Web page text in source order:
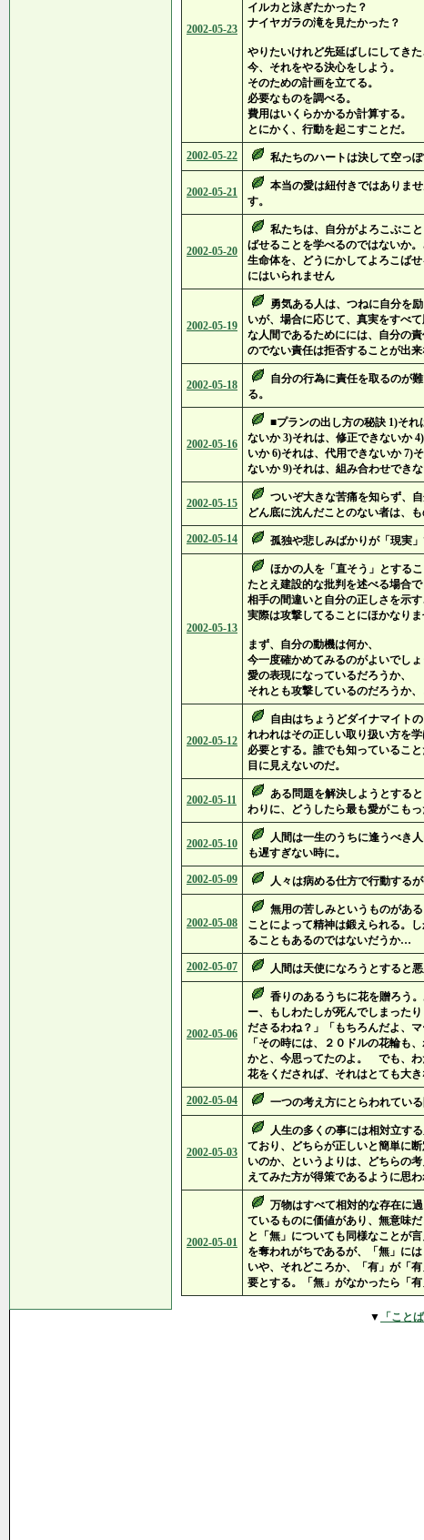
2002-05-23
イルカと泳ぎたかった？
ナイヤガラの滝を見たかった？
やりたいけれど先延ばしにしてきた
今、それをやる決心をしよう。
そのための計画を立てる。
必要なものを調べる。
費用はいくらかかるか計算する。
とにかく、行動を起こすことだ。
2002-05-22 私たちのハートは決して空っぽ
2002-05-21
本当の愛は紐付きではありま
す。
2002-05-20
私たちは、自分がよろこぶこ
ばせることを学べるのではないか
生命体を、どうにかしてよろこば
にはいられません
2002-05-19
勇気ある人は、つねに自分を
いが、場合に応じて、真実をすべ
な人間であるためにには、自分の
のでない責任は拒否することが出来
2002-05-18
自分の行為に責任を取るのが
る。
2002-05-16
■プランの出し方の秘訣 1)そ
ないか 3)それは、修正できないか
いか 6)それは、代用できないか 7)
ないか 9)それは、組み合わせでき
2002-05-15
ついぞ大きな苦痛を知らず、
どん底に沈んだことのない者は、も
2002-05-14 孤独や悲しみばかりが「現実」
2002-05-13
ほかの人を「直そう」とするこ
たとえ建設的な批判を述べる場合で
相手の間違いと自分の正しさを示す
実際は攻撃してることにほかなりま
まず、自分の動機は何か、
今一度確かめてみるのがよいでしょ
愛の表現になっているだろうか、
それとも攻撃しているのだろうか、
2002-05-12
自由はちょうどダイナマイト
れわれはその正しい取り扱い方を
必要とする。誰でも知っているこ
目に見えないのだ。
2002-05-11
ある問題を解決しようとする
わりに、どうしたら最も愛がこも
2002-05-10
人間は一生のうちに逢うべき
も遅すぎない時に。
2002-05-09 人々は病める仕方で行動する
2002-05-08
無用の苦しみというものがあ
ことによって精神は鍛えられる。
ることもあるのではないだうか…
2002-05-07 人間は天使になろうとすると悪
2002-05-06
香りのあるうちに花を贈ろう
ー、もしわたしが死んでしまった
ださるわね？」「もちろんだよ、
「その時には、２０ドルの花輪
かと、今思ってたのよ。 でも、
花をくだされば、それはとても大き
2002-05-04 一つの考え方にとらわれてい
2002-05-03
人生の多くの事には相対立す
ており、どちらが正しいと簡単に
いのか、というよりは、どちらの
えてみた方が得策であるように思わ
2002-05-01
万物はすべて相対的な存在に
ているものに価値があり、無意味
と「無」についても同様なことが
を奪われがちであるが、「無」に
いや、それどころか、「有」が「
要とする。「無」がなかったら「有
▼ 「こと